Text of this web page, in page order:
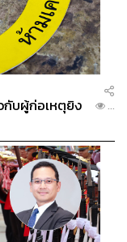
กับผู้ก่อเหตุยิง
...